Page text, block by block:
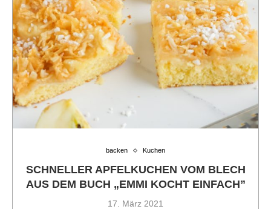
backen Kuchen
SCHNELLER APFELKUCHEN VOM BLECH
AUS DEM BUCH „EMMI KOCHT EINFACH”
17. März 2021